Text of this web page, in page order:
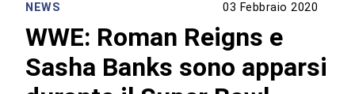
NEWS 03 Febbraio 2020
WWE: Roman Reigns e
Sasha Banks sono apparsi